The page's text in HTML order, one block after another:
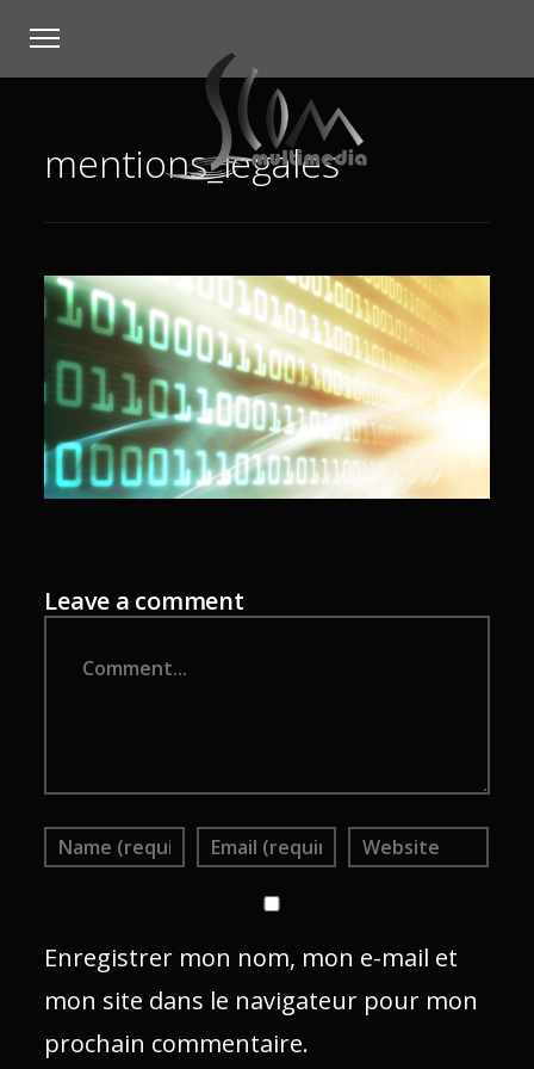
mentions_legales
Leave a comment
Enregistrer mon nom, mon e-mail et
mon site dans le navigateur pour mon
prochain commentaire.